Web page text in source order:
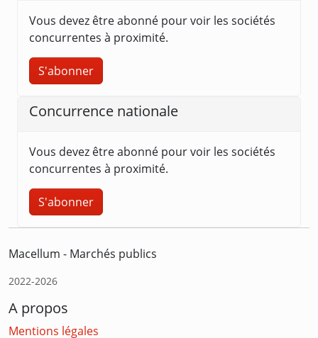
Vous devez être abonné pour voir les sociétés
concurrentes à proximité.
S'abonner
Concurrence nationale
Vous devez être abonné pour voir les sociétés
concurrentes à proximité.
S'abonner
Macellum - Marchés publics
2022-2026
A propos
Mentions légales